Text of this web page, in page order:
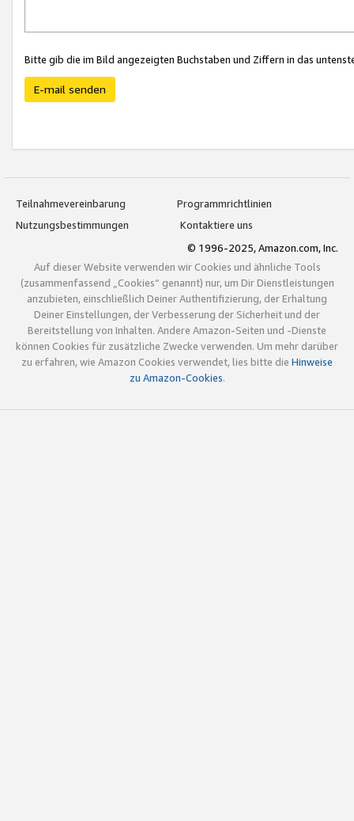
Bitte gib die im Bild angezeigten Buchstaben und Ziffern in das
E-mail senden
Teilnahmevereinbarung
Programmrichtlinien
Nutzungsbestimmungen
Kontaktiere uns
© 1996-2025, Amazon.com, Inc.
Auf dieser Website verwenden wir Cookies und ähnliche Tools
(zusammenfassend „Cookies“ genannt) nur, um Dir Dienstleistungen
anzubieten, einschließlich Deiner Authentifizierung, der Erhaltung
Deiner Einstellungen, der Verbesserung der Sicherheit und der
Bereitstellung von Inhalten. Andere Amazon-Seiten und -Dienste
können Cookies für zusätzliche Zwecke verwenden. Um mehr darüber
zu erfahren, wie Amazon Cookies verwendet, lies bitte die Hinweise
zu Amazon-Cookies.